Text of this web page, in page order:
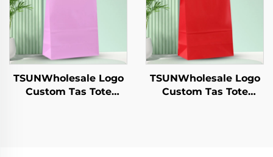
TSUNWholesale Logo
Custom Tas Tote
TSUNWholesale Logo
Custom Tas Tote